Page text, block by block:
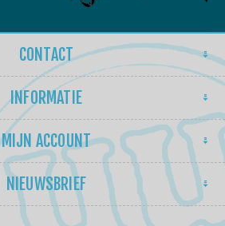
CONTACT
INFORMATIE
MIJN ACCOUNT
NIEUWSBRIEF